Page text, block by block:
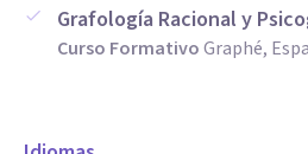
Grafología Racional y
Curso FormativoGraphé,